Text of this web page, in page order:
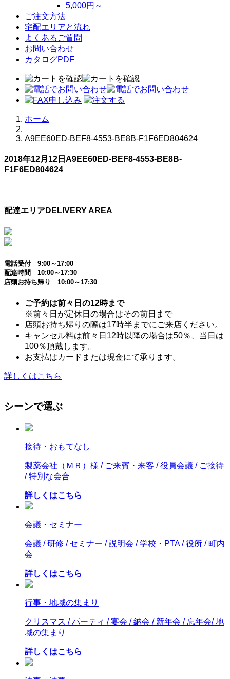
5,000円～
ご注文方法
宅配エリアと流れ
よくあるご質問
お問い合わせ
カタログPDF
ホーム
A9EE60ED-BEF8-4553-BE8B-F1F6ED804624
2018年12月12日 A9EE60ED-BEF8-4553-BE8B-
F1F6ED804624
配達エリアDELIVERY AREA
電話受付 9:00～17:00
配達時間 10:00～17:30
店頭お持ち帰り 10:00～17:30
ご予約は前々日の12時まで
※前々日が定休日の場合はその前日まで
店頭お持ち帰りの際は17時半までにご来店ください。
キャンセル料は前々日12時以降の場合は50％、当日は
100％頂戴します。
お支払はカードまたは現金にて承ります。
詳しくはこちら
シーンで選ぶ
接待・おもてなし
製薬会社（ＭＲ）様 / ご来賓・来客 / 役員会議 / ご接待
/ 特別な会合
詳しくはこちら
会議・セミナー
会議 / 研修 / セミナー / 説明会 / 学校・PTA / 役所 / 町内
会
詳しくはこちら
行事・地域の集まり
クリスマス / パーティ / 宴会 / 納会 / 新年会 / 忘年会/ 地
域の集まり
詳しくはこちら